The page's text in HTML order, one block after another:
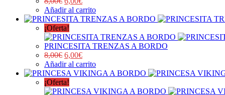
Añadir al carrito
¡Oferta!
PRINCESITA TRENZAS A BORDO
8,00€ 6,00€
Añadir al carrito
¡Oferta!